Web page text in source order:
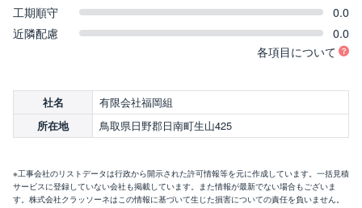
工期順守
0.0
近隣配慮
0.0
各項目について
社名 有限会社福岡組
所在地 鳥取県日野郡日南町生山425
※工事会社のリストデータは行政から開示された許可情報等を元に作成しています。一括見積
サービスに登録していない会社も掲載しています。また情報が最新でない場合もございま
す。株式会社クラッソーネはこの情報に基づいて生じた損害についての責任を負いません。